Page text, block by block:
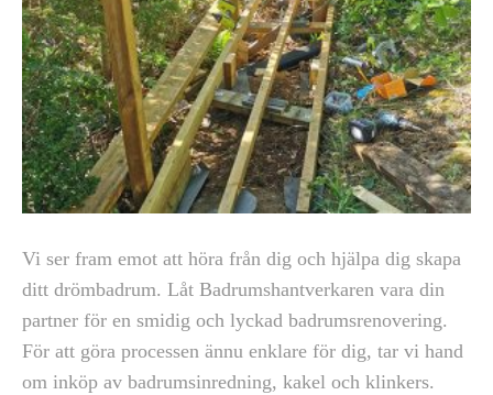
Vi ser fram emot att höra från dig och hjälpa dig skapa
ditt drömbadrum. Låt Badrumshantverkaren vara din
partner för en smidig och lyckad badrumsrenovering.
För att göra processen ännu enklare för dig, tar vi hand
om inköp av badrumsinredning, kakel och klinkers.